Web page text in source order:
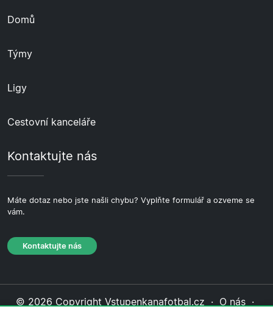
Domů
Týmy
Ligy
Cestovní kanceláře
Kontaktujte nás
Máte dotaz nebo jste našli chybu? Vyplňte formulář a ozveme se
vám.
Kontaktujte nás
© 2026 Copyright Vstupenkanafotbal.cz · O nás ·